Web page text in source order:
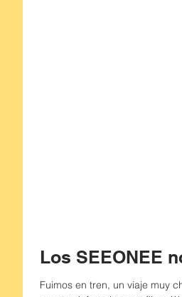
Los SEEONEE
Fuimos en tren, un viaje muy chulo. Cuando llegamos subimos al pueblo con unas ¡¡¡pedazo de